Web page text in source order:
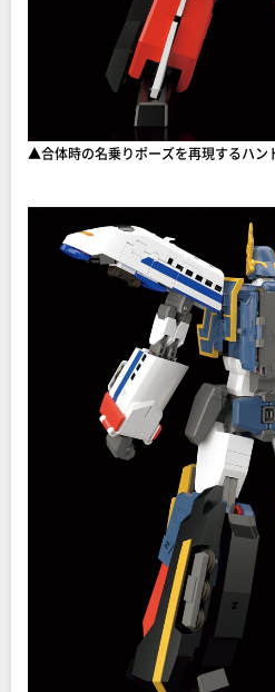
▲合体時の名乗りポーズを再現するハン